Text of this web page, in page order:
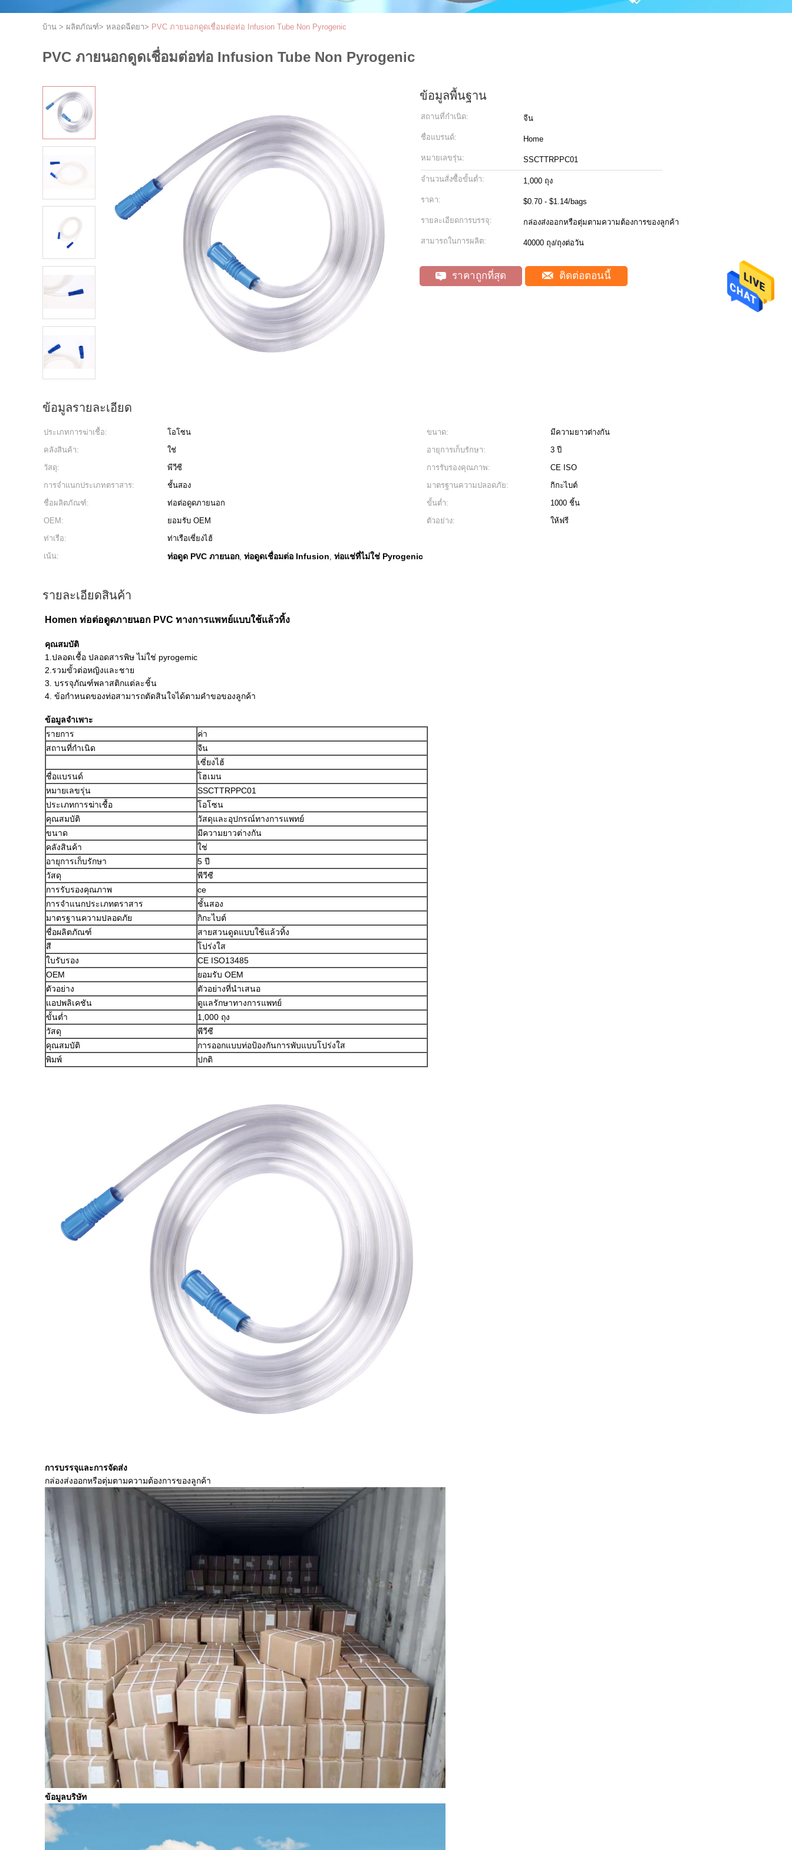
บ้าน > ผลิตภัณฑ์> หลอดฉีดยา> PVC ภายนอกดูดเชื่อมต่อท่อ Infusion Tube Non Pyrogenic
PVC ภายนอกดูดเชื่อมต่อท่อ Infusion Tube Non Pyrogenic
ข้อมูลพื้นฐาน
สถานที่กำเนิด: จีน
ชื่อแบรนด์: Home
หมายเลขรุ่น: SSCTTRPPC01
จำนวนสั่งซื้อขั้นต่ำ: 1,000 ถุง
ราคา: $0.70 - $1.14/bags
รายละเอียดการบรรจุ: กล่องส่งออกหรือตุ่มตามความต้องการของลูกค้า
สามารถในการผลิต: 40000 ถุง/ถุงต่อวัน
ราคาถูกที่สุด ติดต่อตอนนี้
ข้อมูลรายละเอียด
ประเภทการฆ่าเชื้อ: โอโซน ขนาด:
มีความยาวต่างกัน
คลังสินค้า:
ใช่ อายุการเก็บรักษา:
3 ปี
วัสดุ:
พีวีซี การรับรองคุณภาพ:
CE ISO
การจำแนกประเภทตราสาร:
ชั้นสอง มาตรฐานความปลอดภัย:
กิกะไบต์
ชื่อผลิตภัณฑ์:
ท่อต่อดูดภายนอก ขั้นต่ำ:
1000 ชิ้น
OEM:
ยอมรับ OEM ตัวอย่าง:
ให้ฟรี
ท่าเรือ:
ท่าเรือเซี่ยงไฮ้
เน้น:
ท่อดูด PVC ภายนอก, ท่อดูดเชื่อมต่อ Infusion, ท่อแช่ที่ไม่ใช่ Pyrogenic
รายละเอียดสินค้า
Homen ท่อต่อดูดภายนอก PVC ทางการแพทย์แบบใช้แล้วทิ้ง
คุณสมบัติ
1.ปลอดเชื้อ ปลอดสารพิษ ไม่ใช่ pyrogemic
2.รวมขั้วต่อหญิงและชาย
3. บรรจุภัณฑ์พลาสติกแต่ละชิ้น
4. ข้อกำหนดของท่อสามารถตัดสินใจได้ตามคำขอของลูกค้า
ข้อมูลจำเพาะ
รายการ
ค่า
สถานที่กำเนิด
จีน
เซี่ยงไฮ้
ชื่อแบรนด์
โฮเมน
หมายเลขรุ่น
SSCTTRPPC01
ประเภทการฆ่าเชื้อ
โอโซน
คุณสมบัติ
วัสดุและอุปกรณ์ทางการแพทย์
ขนาด
มีความยาวต่างกัน
คลังสินค้า
ใช่
อายุการเก็บรักษา
5 ปี
วัสดุ
พีวีซี
การรับรองคุณภาพ
ce
การจำแนกประเภทตราสาร
ชั้นสอง
มาตรฐานความปลอดภัย
กิกะไบต์
ชื่อผลิตภัณฑ์
สายสวนดูดแบบใช้แล้วทิ้ง
สี
โปร่งใส
ใบรับรอง
CE ISO13485
OEM
ยอมรับ OEM
ตัวอย่าง
ตัวอย่างที่นำเสนอ
แอปพลิเคชัน
ดูแลรักษาทางการแพทย์
ขั้นต่ำ
1,000 ถุง
วัสดุ
พีวีซี
คุณสมบัติ
การออกแบบท่อป้องกันการพับแบบโปร่งใส
พิมพ์
ปกติ
การบรรจุและการจัดส่ง
กล่องส่งออกหรือตุ่มตามความต้องการของลูกค้า
ข้อมูลบริษัท